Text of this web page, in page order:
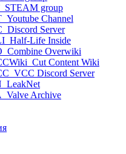
STEAM group
Youtube Channel
Discord Server
Half-Life Inside
Combine Overwiki
Cut Content Wiki
VCC Discord Server
LeakNet
Valve Archive